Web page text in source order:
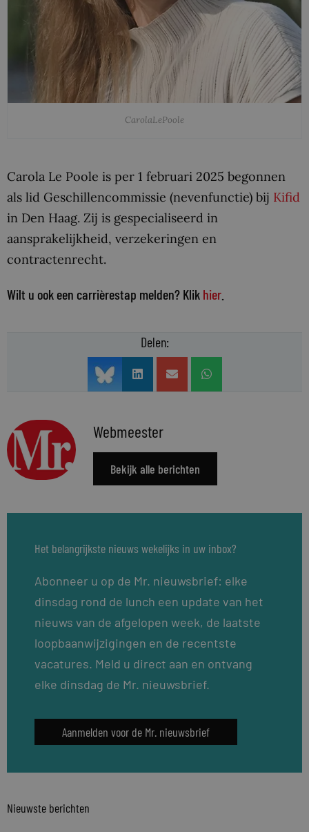
CarolaLePoole
Carola Le Poole is per 1 februari 2025 begonnen
als lid Geschillencommissie (nevenfunctie) bij Kifid
in Den Haag. Zij is gespecialiseerd in
aansprakelijkheid, verzekeringen en
contractenrecht.
Wilt u ook een carrièrestap melden? Klik hier
Delen:
Webmeester
Bekijk alle berichten
Het belangrijkste nieuws wekelijks in uw inbox?
Abonneer u op de Mr. nieuwsbrief: elke
dinsdag rond de lunch een update van het
nieuws van de afgelopen week, de laatste
loopbaanwijzigingen en de recentste
vacatures. Meld u direct aan en ontvang
elke dinsdag de Mr. nieuwsbrief.
Aanmelden voor de Mr. nieuwsbrief
Nieuwste berichten